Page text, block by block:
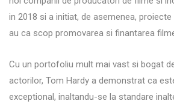
in 2018 si a initiat, de asemenea, proiecte
au ca scop promovarea si finantarea
Cu un portofoliu mult mai vast si bogat
actorilor, Tom Hardy a demonstrat ca
exceptional, inaltandu-se la standare